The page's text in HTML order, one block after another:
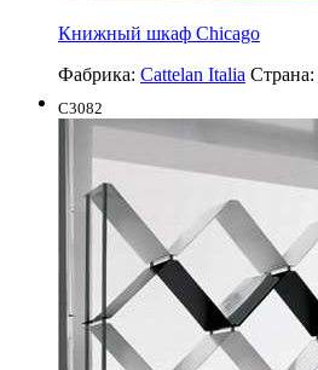
Книжный шкаф Chicago
Фабрика: Cattelan Italia Страна:
C3082